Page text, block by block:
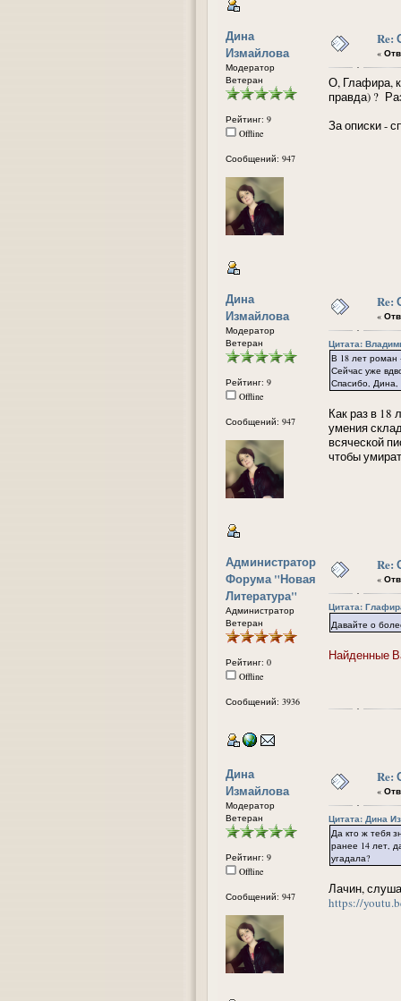
Дина
Измайлова
Модератор
Ветеран
Рейтинг: 9
Offline
Сообщений: 947
Re:
«
О, Глафира,
правда) ?
За описки -
Дина
Измайлова
Модератор
Ветеран
Рейтинг: 9
Offline
Сообщений: 947
Re:
«
Цитата:
В 18 лет роман
Сейчас уже
Спасибо,
Как раз в 18
умения
всяческой
чтобы
Администратор
Форума "Новая
Литература"
Администратор
Ветеран
Рейтинг: 0
Offline
Сообщений: 3936
Re:
«
Цитата:
Давайте о
Найденные
Дина
Измайлова
Модератор
Ветеран
Рейтинг: 9
Offline
Сообщений: 947
Re:
«
Цитата: Дина
Да кто ж тебя
ранее 14 лет,
угадала?
Лачин,
https://